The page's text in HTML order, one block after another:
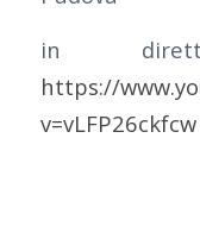
in
https://
v=vLFP26ckfcw